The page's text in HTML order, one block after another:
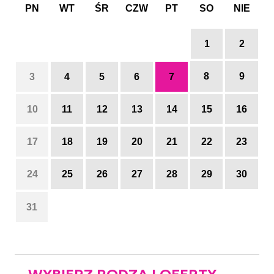
PN WT ŚR CZW PT SO NIE
1 2
3 4 5 6 7 8 9
10 11 12 13 14 15 16
17 18 19 20 21 22 23
24 25 26 27 28 29 30
31